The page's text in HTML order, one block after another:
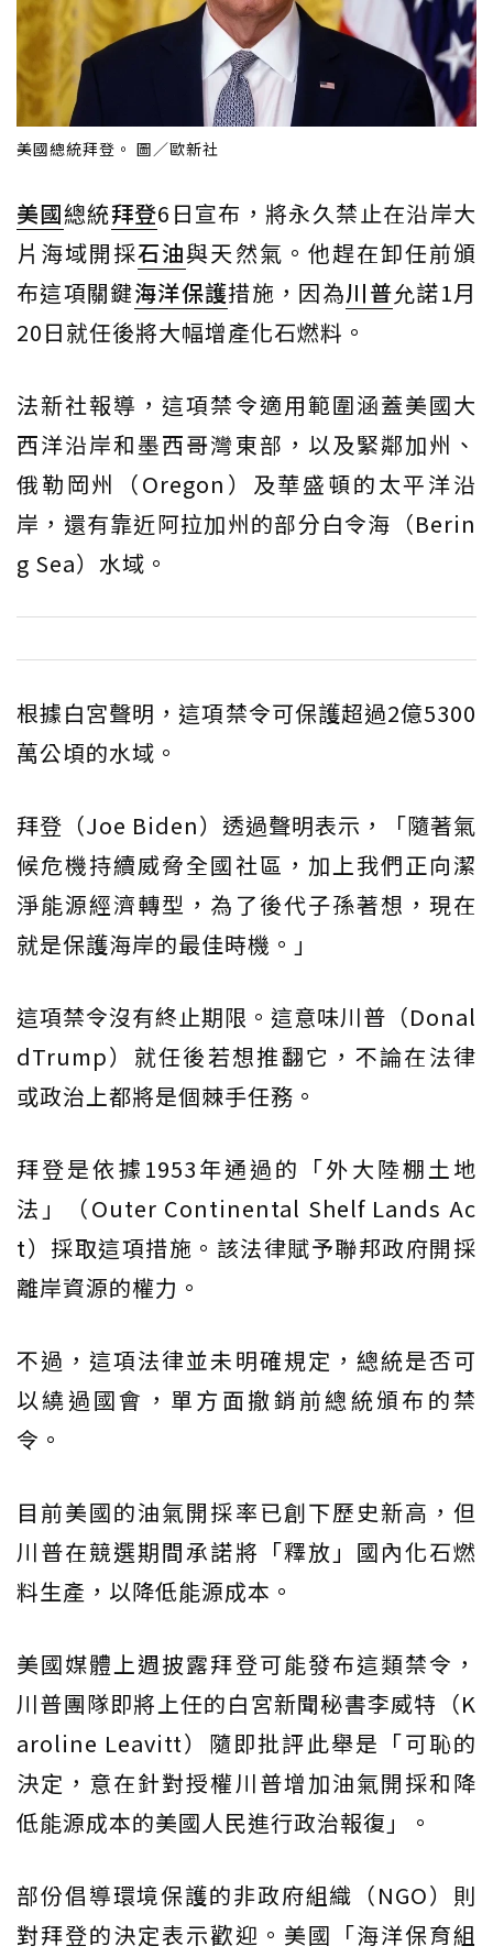
美國總統拜登。 圖／歐新社
美國總統拜登6日宣布，將永久禁止在沿岸大
片海域開採石油與天然氣。他趕在卸任前頒
布這項關鍵海洋保護措施，因為川普允諾1月
20日就任後將大幅增產化石燃料。
法新社報導，這項禁令適用範圍涵蓋美國大
西洋沿岸和墨西哥灣東部，以及緊鄰加州、
俄勒岡州（Oregon）及華盛頓的太平洋沿
岸，還有靠近阿拉加州的部分白令海（Berin
g Sea）水域。
根據白宮聲明，這項禁令可保護超過2億5300
萬公頃的水域。
拜登（Joe Biden）透過聲明表示，「隨著氣
候危機持續威脅全國社區，加上我們正向潔
淨能源經濟轉型，為了後代子孫著想，現在
就是保護海岸的最佳時機。」
這項禁令沒有終止期限。這意味川普（Donal
dTrump）就任後若想推翻它，不論在法律
或政治上都將是個棘手任務。
拜登是依據1953年通過的「外大陸棚土地
法」（Outer Continental Shelf Lands Ac
t）採取這項措施。該法律賦予聯邦政府開採
離岸資源的權力。
不過，這項法律並未明確規定，總統是否可
以繞過國會，單方面撤銷前總統頒布的禁
令。
目前美國的油氣開採率已創下歷史新高，但
川普在競選期間承諾將「釋放」國內化石燃
料生產，以降低能源成本。
美國媒體上週披露拜登可能發布這類禁令，
川普團隊即將上任的白宮新聞秘書李威特（K
aroline Leavitt）隨即批評此舉是「可恥的
決定，意在針對授權川普增加油氣開採和降
低能源成本的美國人民進行政治報復」。
部份倡導環境保護的非政府組織（NGO）則
對拜登的決定表示歡迎。美國「海洋保育組